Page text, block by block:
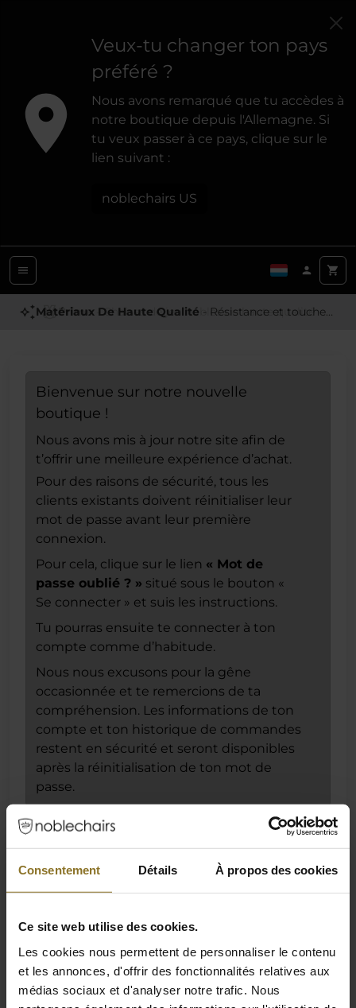
Consentement Détails À propos des cookies
Ce site web utilise des cookies.
Les cookies nous permettent de personnaliser le contenu
et les annonces, d'offrir des fonctionnalités relatives aux
médias sociaux et d'analyser notre trafic. Nous
Veux-tu changer ton pays
préféré ?
Nous avons remarqué que tu accèdes à
notre boutique depuis l'Allemagne. Si
tu veux passer à ce pays, clique sur le
lien suivant :
noblechairs US
Prime- Chaises de jeu nobles de haute qualité
Matériaux De Haute Qualité - Résistance et toucher premium
Bienvenue sur notre nouvelle
boutique !
Nous avons mis à jour notre site afin de
t’offrir une meilleure expérience d’achat.
Pour des raisons de sécurité, tous les
clients existants doivent réinitialiser leur
mot de passe avant leur première
connexion.
Pour cela, clique sur le lien « Mot de
passe oublié ? » situé sous le bouton «
Se connecter » et suis les instructions.
Tu pourras ensuite te connecter à ton
compte comme d’habitude.
Nous nous excusons pour la gêne
occasionnée et te remercions de ta
compréhension. Les informations de ton
compte et ton historique de commandes
restent en sécurité et seront disponibles
après la réinitialisation de ton mot de
passe.
Connexion
Tu es déjà client ?
Non, je suis un nouveau client
E-mail